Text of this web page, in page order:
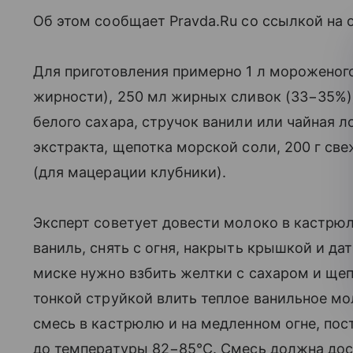
Об этом сообщает Pravda.Ru со ссылкой на
Для приготовления примерно 1 л
жирности), 250 мл жирных сливок
белого сахара, стручок ванили или чайная
экстракта, щепотка морской соли, 200 г
(для мацерации клубники).
Эксперт советует довести молоко в
ваниль, снять с огня, накрыть крышкой и
миске нужно взбить желтки с сахаром и
тонкой струйкой влить теплое ванильное
смесь в кастрюлю и на медленном огне,
до температуры 82−85°C. Смесь должна